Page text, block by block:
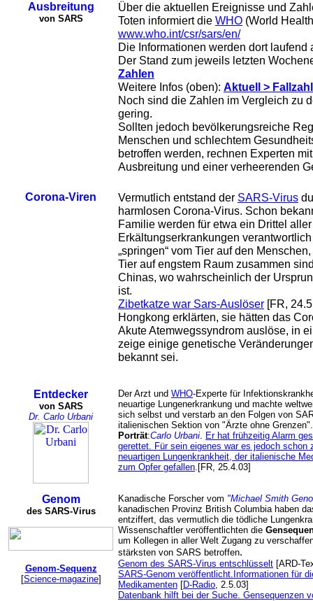
Ausbreitung
von SARS
Über die aktuellen Ereignisse und
Toten informiert die WHO (World
www.who.int/csr/sars/en/
Die Informationen werden dort laufend
Der Stand zum jeweils letzten
Zahlen
Weitere Infos (oben): Aktuell >
Noch sind die Zahlen im Vergleich zu
gering.
Sollten jedoch bevölkerungsreiche
Menschen und schlechtem
betroffen werden, rechnen Experten
Ausbreitung und einer verheerenden
Corona-Viren Vermutlich entstand der SARS-Virus
harmlosen Corona-Virus. Schon
Familie werden für etwa ein Drittel
Erkältungserkrankungen
„springen“ vom Tier auf den
Tier auf engstem Raum zusammen
Chinas, wo wahrscheinlich der
ist.
Zibetkatze war Sars-Auslöser [FR,
Hongkong erklärten, sie hätten das
Akute Atemwegssyndrom auslöse, in
zeige einige genetische
bekannt sei.
Entdecker
von SARS
Dr. Carlo Urbani
Der Arzt und WHO-Experte für
neuartige Lungenerkrankung und machte
sich selbst und verstarb an den Folgen von
italienischen Sektion von "Ärzte ohne Grenzen".
Porträt:Carlo Urbani. Er hat frühzeitig Alarm
gerettet. Für sein eigenes war es jedoch schon
neuartigen Lungenkrankheit, der italienische
zum Opfer gefallen.[FR, 25.4.03]
Genom
des SARS-Virus
Genom-Sequenz
[Science-magazine]
Kanadische Forscher vom "Michael Smith
kanadischen Provinz British Columbia haben
entziffert, das vermutlich die tödliche
Wissenschaftler veröffentlichten die
um Kollegen in aller Welt Zugang zu
stärksten von SARS betroffen.
Genom des SARS-Virus entschlüsselt [ARD-
SARS-Genom veröffentlicht.Informationen für
Medikamenten [D-Radio, 2.5.03]
Datenbank hilft bei der Suche. Gensequenzen